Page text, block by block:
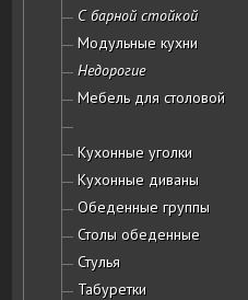
С барной стойкой
Модульные кухни
Недорогие
Мебель для столовой
Кухонные уголки
Кухонные диваны
Обеденные группы
Столы обеденные
Стулья
Табуретки